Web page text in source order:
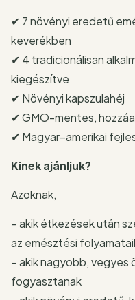
✔ 7 növényi eredetű
keverékben
✔ 4 tradicionálisan
kiegészítve
✔ Növényi kapszulahéj
✔ GMO-mentes,
✔ Magyar–amerikai
Kinek ajánljuk?
Azoknak,
– akik étkezések után
az emésztési
– akik nagyobb,
fogyasztanak